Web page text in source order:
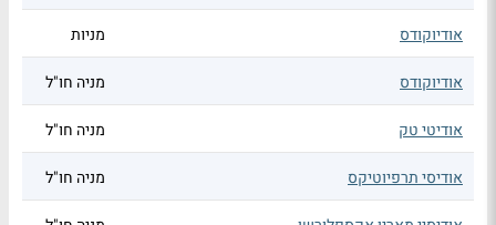
אודיוקודס מניות
אודיוקודס מניה חו"ל
אודיטי טק מניה חו"ל
אודיסי תרפיוטיקס מניה חו"ל